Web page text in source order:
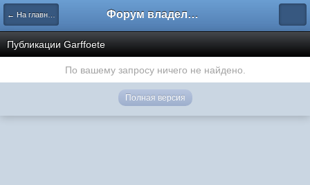
← На главную Форум владельцев интернет-магазинов
Публикации Garffoete
По вашему запросу ничего не найдено.
Полная версия